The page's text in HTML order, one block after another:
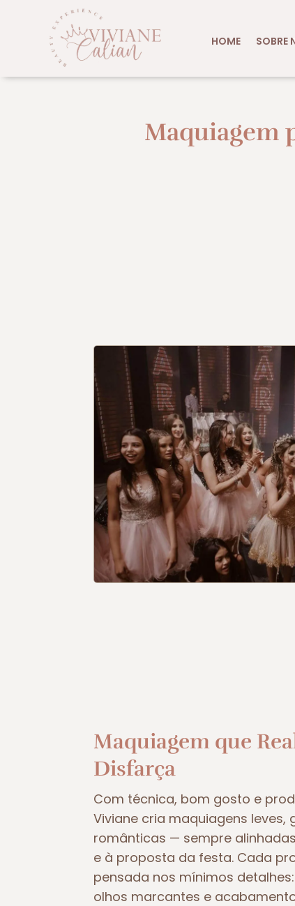
HOME SOBRE
Maquiagem
Maquiagem que
Disfarça
Com técnica, bom gosto e
Viviane cria maquiagens leves,
românticas — sempre
e à proposta da festa. Cada
pensada nos mínimos
olhos marcantes e